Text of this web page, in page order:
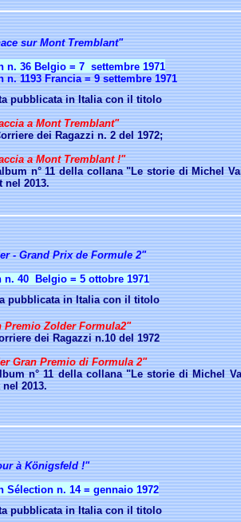
sur Mont Tremblant"
n. 36 Belgio = 7 settembre 1971
n. 1193 Francia = 9 settembre 1971
pubblicata in Italia con il titolo
a Mont Tremblant"
dei Ragazzi n. 2 del 1972;
a Mont Tremblant !"
n° 11 della collana "Le storie di Michel
nel 2013.
- Grand Prix de Formule 2"
n. 40 Belgio = 5 ottobre 1971
pubblicata in Italia con il titolo
Premio Zolder Formula2"
dei Ragazzi n.10 del 1972
Gran Premio di Formula 2"
n° 11 della collana "Le storie di Michel
2013.
à Königsfeld !"
Sélection n. 14 = gennaio 1972
pubblicata in Italia con il titolo